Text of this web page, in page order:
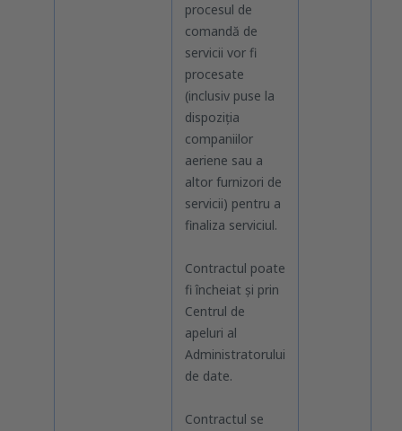
procesul de
comandă de
servicii vor fi
procesate
(inclusiv puse la
dispoziția
companiilor
aeriene sau a
altor furnizori de
servicii) pentru a
finaliza serviciul.
Contractul poate
fi încheiat și prin
Centrul de
apeluri al
Administratorului
de date.
Contractul se